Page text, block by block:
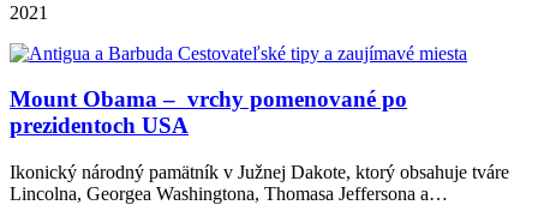
2021
Mount Obama – vrchy pomenované po
prezidentoch USA
Ikonický národný pamätník v Južnej Dakote, ktorý obsahuje tváre
Lincolna, Georgea Washingtona, Thomasa Jeffersona a…